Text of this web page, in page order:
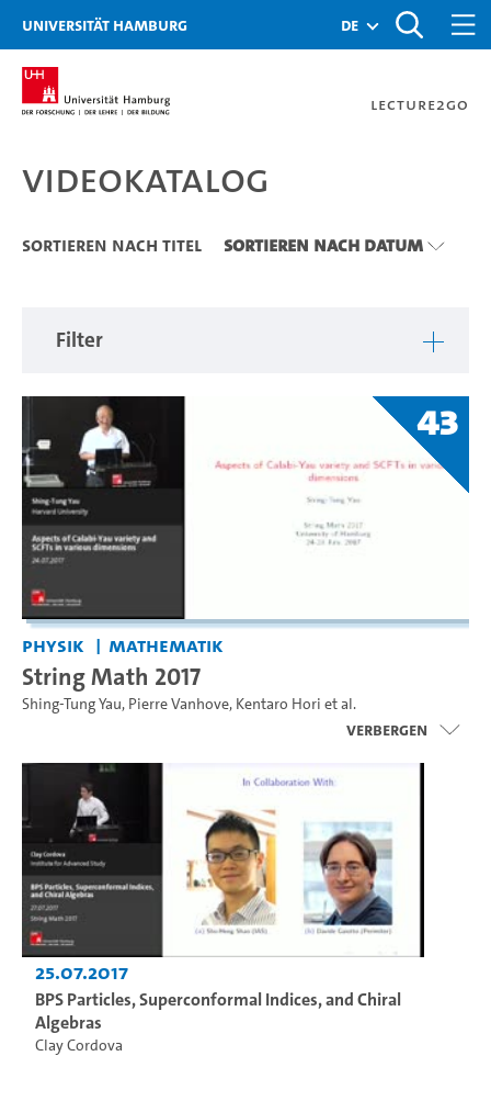
Zu den Filtern
Zur Metanavigation
Zur Hauptnavigation
Zur Suche
Zum Inhalt
Zum Seitenfuss
Universität Hamburg de
Lecture2Go
Videokatalog
Videokatalog
Sortieren nach Titel Sortieren nach Datum
Filter
43
Physik Mathematik
String Math 2017
Shing-Tung Yau, Pierre Vanhove, Kentaro Hori et al.
Verbergen
25.07.2017
BPS Particles, Superconformal Indices, and Chiral
Algebras
Clay Cordova